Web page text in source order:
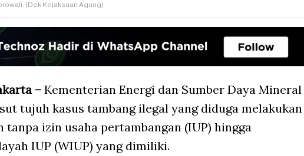
(Dok Kejaksaan Agung)
– Kementerian Energi dan Sumber Daya Mineral
tujuh kasus tambang ilegal yang diduga melakukan
tanpa izin usaha pertambangan (IUP) hingga
IUP (WIUP) yang dimiliki.